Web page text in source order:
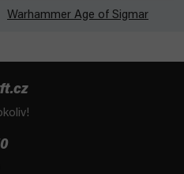
Warhammer Age of Sigmar